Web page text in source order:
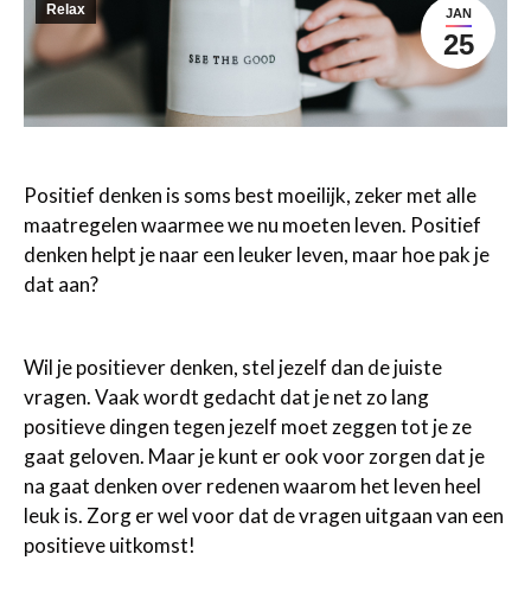
JAN
25
Relax
Positief denken is soms best moeilijk, zeker met alle
maatregelen waarmee we nu moeten leven. Positief
denken helpt je naar een leuker leven, maar hoe pak je
dat aan?
Wil je positiever denken, stel jezelf dan de juiste
vragen. Vaak wordt gedacht dat je net zo lang
positieve dingen tegen jezelf moet zeggen tot je ze
gaat geloven. Maar je kunt er ook voor zorgen dat je
na gaat denken over redenen waarom het leven heel
leuk is. Zorg er wel voor dat de vragen uitgaan van een
positieve uitkomst!